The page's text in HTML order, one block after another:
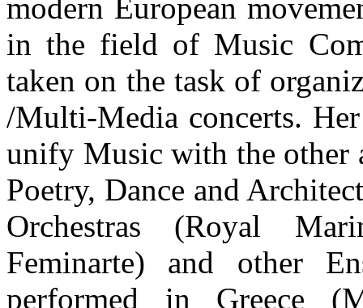
modern European
in the field of Music
taken on the task of
/Multi-Media concerts.
unify Music with the other
Poetry, Dance and
Orchestras (Royal
Feminarte) and other
performed in Greece